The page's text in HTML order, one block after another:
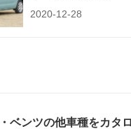
2020-12-28
ベンツの他車種をカタ